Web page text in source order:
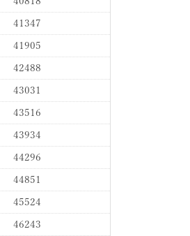
41347
41905
42488
43031
43516
43934
44296
44851
45524
46243